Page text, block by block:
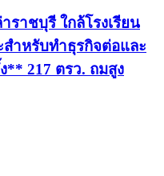
าชบุรี ใกล้โรงเรียน
ำหรับทำธุรกิจต่อและ
** 217 ตรว. ถมสูง